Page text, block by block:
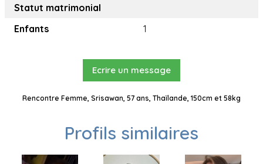
Statut matrimonial
Enfants
1
Ecrire un message
Rencontre Femme, Srisawan, 57 ans, Thaïlande, 150cm et 58kg
Profils similaires